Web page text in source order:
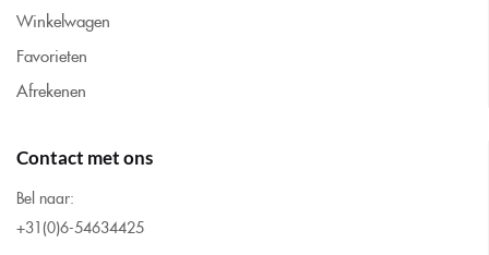
Winkelwagen
Favorieten
Afrekenen
Contact met ons
Bel naar:
+31(0)6-54634425